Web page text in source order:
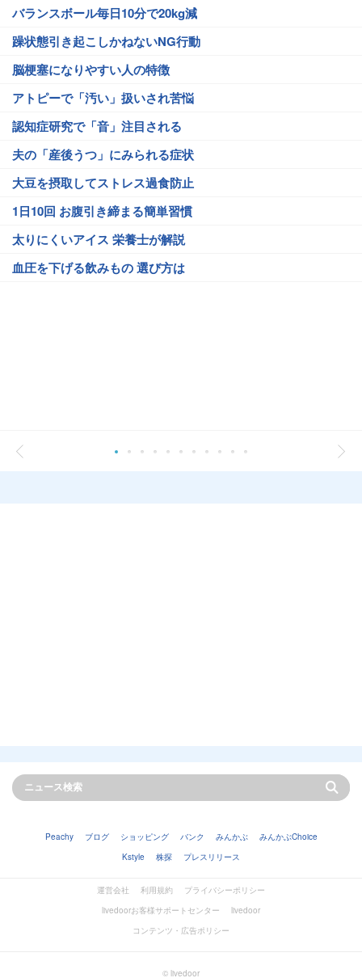
バランスボール毎日10分で20kg減
躁状態引き起こしかねないNG行動
脳梗塞になりやすい人の特徴
アトピーで「汚い」扱いされ苦悩
認知症研究で「音」注目される
夫の「産後うつ」にみられる症状
大豆を摂取してストレス過食防止
1日10回 お腹引き締まる簡単習慣
太りにくいアイス 栄養士が解説
血圧を下げる飲みもの 選び方は
Peachy ブログ ショッピング バンク みんかぶ
みんかぶChoice
Kstyle
株探 プレスリリース
運営会社 利用規約
プライバシーポリシー
livedoorお客様サポートセンター
livedoor
コンテンツ・広告ポリシー
© livedoor